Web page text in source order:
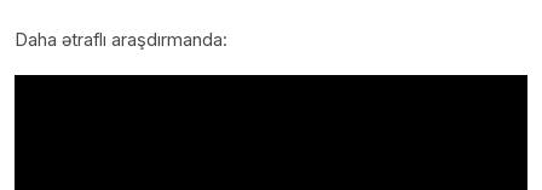
Daha ətraflı araşdırmanda: